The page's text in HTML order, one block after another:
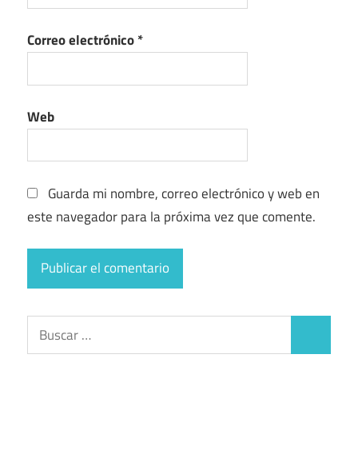
Correo electrónico*
Web
Guarda mi nombre, correo electrónico y web en
este navegador para la próxima vez que comente.
Buscar: